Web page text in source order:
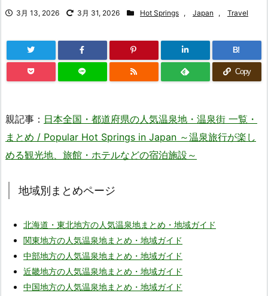
3月 13, 2026 3月 31, 2026 Hot Springs , Japan , Travel
B!
Copy
親記事： 日本全国・都道府県の人気温泉地・温泉街 一覧・
まとめ / Popular Hot Springs in Japan ～温泉旅行が楽し
める観光地、旅館・ホテルなどの宿泊施設～
地域別まとめページ
北海道・東北地方の人気温泉地まとめ・地域ガイド
関東地方の人気温泉地まとめ・地域ガイド
中部地方の人気温泉地まとめ・地域ガイド
近畿地方の人気温泉地まとめ・地域ガイド
中国地方の人気温泉地まとめ・地域ガイド